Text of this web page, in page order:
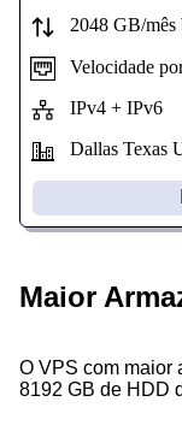
2048 GB/mês
Velocidade
IPv4 + IPv6
Dallas
Maior
O VPS com maior
8192 GB de HDD